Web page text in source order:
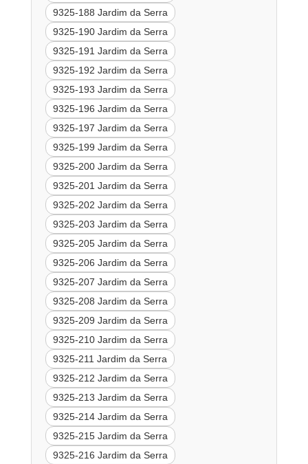
9325-188 Jardim da Serra
9325-190 Jardim da Serra
9325-191 Jardim da Serra
9325-192 Jardim da Serra
9325-193 Jardim da Serra
9325-196 Jardim da Serra
9325-197 Jardim da Serra
9325-199 Jardim da Serra
9325-200 Jardim da Serra
9325-201 Jardim da Serra
9325-202 Jardim da Serra
9325-203 Jardim da Serra
9325-205 Jardim da Serra
9325-206 Jardim da Serra
9325-207 Jardim da Serra
9325-208 Jardim da Serra
9325-209 Jardim da Serra
9325-210 Jardim da Serra
9325-211 Jardim da Serra
9325-212 Jardim da Serra
9325-213 Jardim da Serra
9325-214 Jardim da Serra
9325-215 Jardim da Serra
9325-216 Jardim da Serra